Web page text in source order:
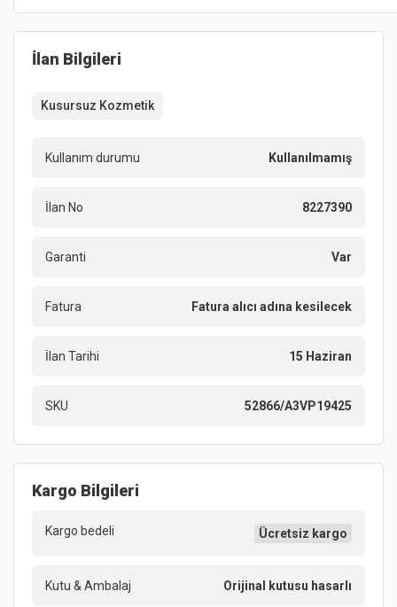
İlan Bilgileri
Kusursuz Kozmetik
Kullanım durumu Kullanılmamış
İlan No 8227390
Garanti Var
Fatura Fatura alıcı adına kesilecek
İlan Tarihi 15 Haziran
SKU 52866/A3VP19425
Kargo Bilgileri
Kargo bedeli Ücretsiz kargo
Kutu & Ambalaj Orijinal kutusu hasarlı